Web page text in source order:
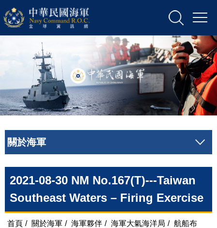
關於海軍
2021-08-30 NM No.167(T)---Taiwan
Southeast Waters – Firing Exercise
首頁 / 關於海軍 / 海軍夥伴 / 海軍大氣海洋局 / 航船布